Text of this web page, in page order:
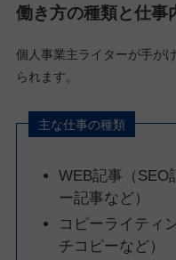
働き方の種類と仕事
個人事業主ライターが手が
られます。
主な仕事の種類
WEB記事（SEO
ー記事など）
コピーライティ
チコピーなど）